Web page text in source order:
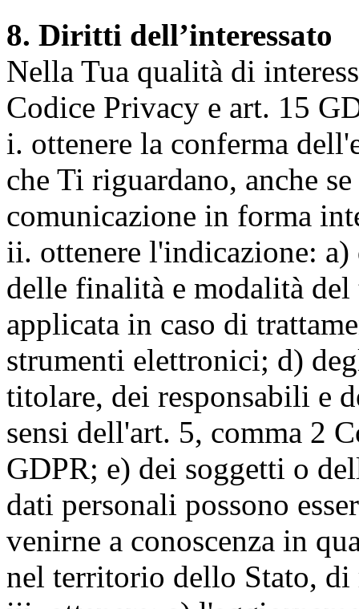
8. Diritti dell’interessato
Nella Tua qualità di
Codice Privacy e art. 15
i. ottenere la conferma
che Ti riguardano, anche
comunicazione in forma
ii. ottenere l'indicazione:
delle finalità e modalità
applicata in caso di
strumenti elettronici; d)
titolare, dei responsabili e
sensi dell'art. 5, comma 2
GDPR; e) dei soggetti o
dati personali possono
venirne a conoscenza in
nel territorio dello Stato,